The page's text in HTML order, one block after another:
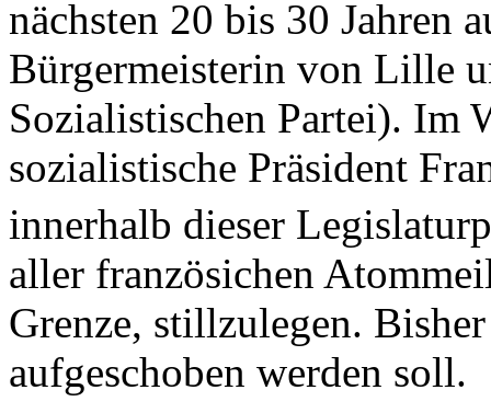
nächsten 20 bis 30 Jahren
Bürgermeisterin von Lille
Sozialistischen Partei). Im
sozialistische Präsident
innerhalb dieser
aller französichen
Grenze, stillzulegen.
aufgeschoben werden soll.